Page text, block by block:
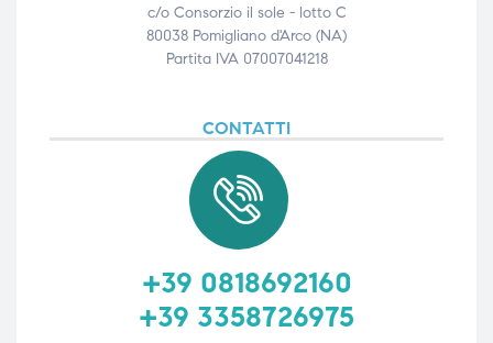
c/o Consorzio il sole - lotto C
80038 Pomigliano d'Arco (NA)
Partita IVA 07007041218
CONTATTI
+39 0818692160
+39 3358726975